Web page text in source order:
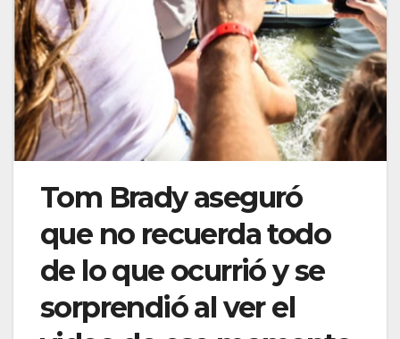
Tom Brady aseguró
que no recuerda todo
de lo que ocurrió y se
sorprendió al ver el